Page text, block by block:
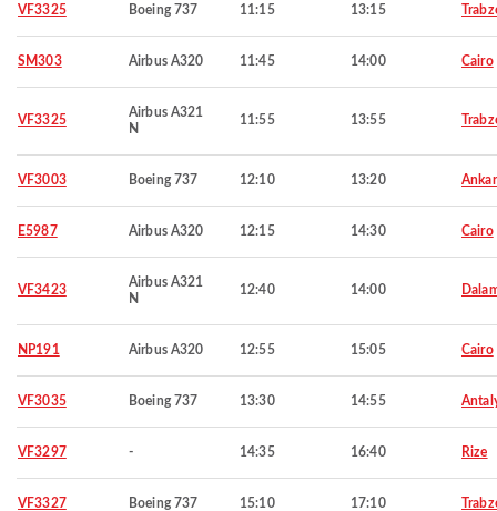
VF3325 Boeing 737 11:15 13:15
SM303 Airbus A320 11:45 14:00 Cairo
VF3325
Airbus A321
N
11:55 13:55
VF3003 Boeing 737 12:10 13:20
E5987 Airbus A320 12:15 14:30 Cairo
VF3423
Airbus A321
N
12:40 14:00
NP191 Airbus A320 12:55 15:05 Cairo
VF3035 Boeing 737 13:30 14:55
VF3297 - 14:35 16:40 Rize
VF3327 Boeing 737 15:10 17:10